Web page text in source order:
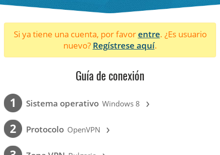
Si ya tiene una cuenta, por favorentre. ¿Es usuario
nuevo? Regístrese aquí.
Guía de conexión
1 Sistema operativo Windows 8 ›
2 Protocolo OpenVPN ›